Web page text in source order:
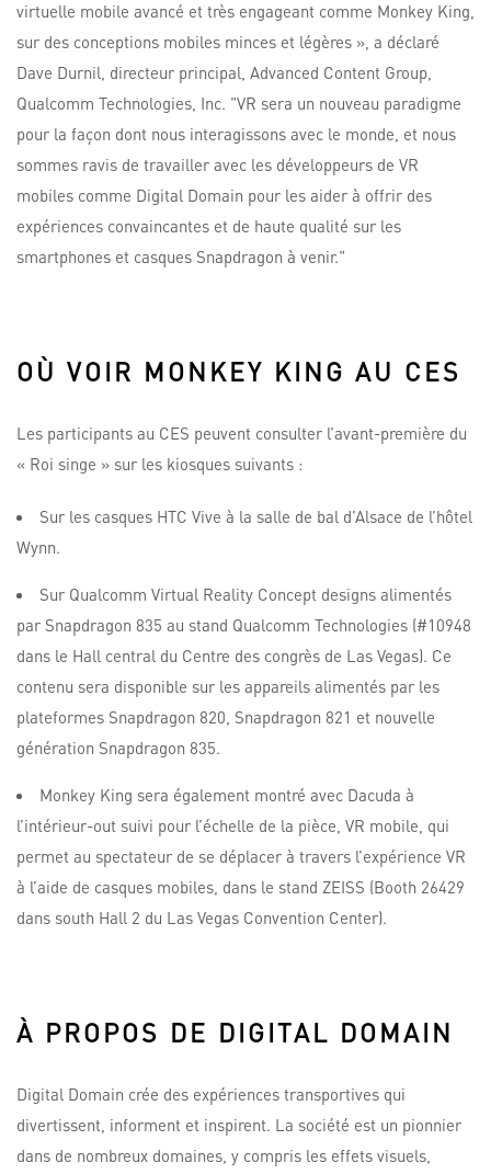
virtuelle mobile avancé et très engageant comme Monkey King,
sur des conceptions mobiles minces et légères », a déclaré
Dave Durnil, directeur principal, Advanced Content Group,
Qualcomm Technologies, Inc. "VR sera un nouveau paradigme
pour la façon dont nous interagissons avec le monde, et nous
sommes ravis de travailler avec les développeurs de VR
mobiles comme Digital Domain pour les aider à offrir des
expériences convaincantes et de haute qualité sur les
smartphones et casques Snapdragon à venir."
OÙ VOIR MONKEY KING AU CES
Les participants au CES peuvent consulter l’avant-première du
« Roi singe » sur les kiosques suivants :
Sur les casques HTC Vive à la salle de bal d’Alsace de l’hôtel
Wynn.
Sur Qualcomm Virtual Reality Concept designs alimentés
par Snapdragon 835 au stand Qualcomm Technologies (#10948
dans le Hall central du Centre des congrès de Las Vegas). Ce
contenu sera disponible sur les appareils alimentés par les
plateformes Snapdragon 820, Snapdragon 821 et nouvelle
génération Snapdragon 835.
Monkey King sera également montré avec Dacuda à
l’intérieur-out suivi pour l’échelle de la pièce, VR mobile, qui
permet au spectateur de se déplacer à travers l’expérience VR
à l’aide de casques mobiles, dans le stand ZEISS (Booth 26429
dans south Hall 2 du Las Vegas Convention Center).
À PROPOS DE DIGITAL DOMAIN
Digital Domain crée des expériences transportives qui
divertissent, informent et inspirent. La société est un pionnier
dans de nombreux domaines, y compris les effets visuels,